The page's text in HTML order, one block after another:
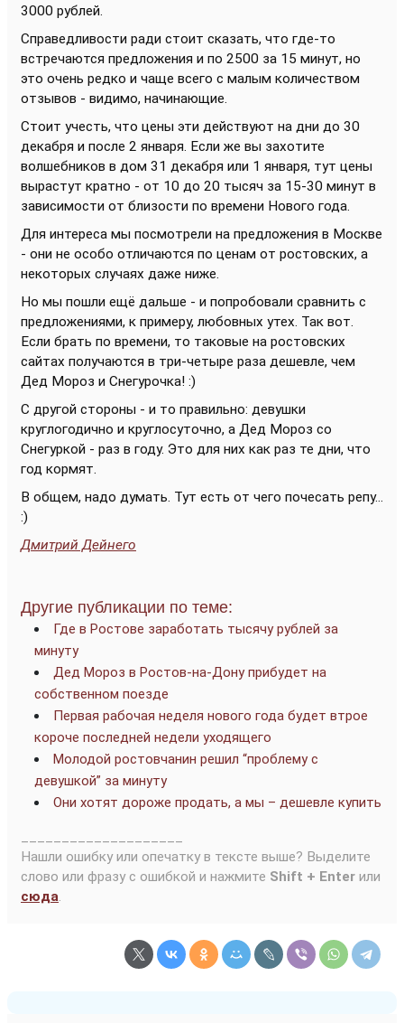
3000 рублей.
Справедливости ради стоит сказать, что где-то
встречаются предложения и по 2500 за 15 минут, но
это очень редко и чаще всего с малым количеством
отзывов - видимо, начинающие.
Стоит учесть, что цены эти действуют на дни до 30
декабря и после 2 января. Если же вы захотите
волшебников в дом 31 декабря или 1 января, тут цены
вырастут кратно - от 10 до 20 тысяч за 15-30 минут в
зависимости от близости по времени Нового года.
Для интереса мы посмотрели на предложения в Москве
- они не особо отличаются по ценам от ростовских, а
некоторых случаях даже ниже.
Но мы пошли ещё дальше - и попробовали сравнить с
предложениями, к примеру, любовных утех. Так вот.
Если брать по времени, то таковые на ростовских
сайтах получаются в три-четыре раза дешевле, чем
Дед Мороз и Снегурочка! :)
С другой стороны - и то правильно: девушки
круглогодично и круглосуточно, а Дед Мороз со
Снегуркой - раз в году. Это для них как раз те дни, что
год кормят.
В общем, надо думать. Тут есть от чего почесать репу...
:)
Дмитрий Дейнего
Другие публикации по теме:
Где в Ростове заработать тысячу рублей за
минуту
Дед Мороз в Ростов-на-Дону прибудет на
собственном поезде
Первая рабочая неделя нового года будет втрое
короче последней недели уходящего
Молодой ростовчанин решил “проблему с
девушкой” за минуту
Они хотят дороже продать, а мы – дешевле купить
Нашли ошибку или опечатку в тексте выше? Выделите
слово или фразу с ошибкой и нажмите Shift + Enter или
сюда.